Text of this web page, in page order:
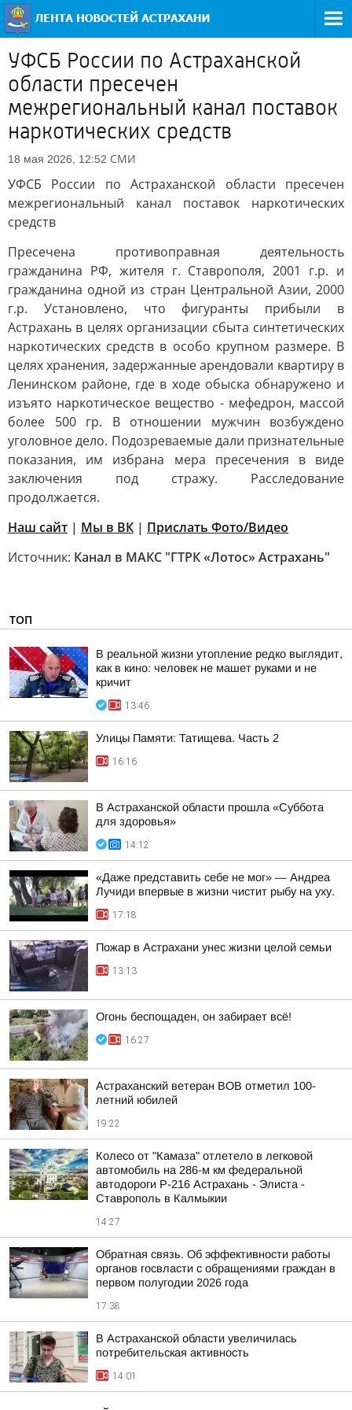
УФСБ России по Астраханской
области пресечен
межрегиональный канал поставок
наркотических средств
18 мая 2026, 12:52 СМИ
УФСБ России по Астраханской области пресечен
межрегиональный канал поставок наркотических
средств
Пресечена противоправная деятельность
гражданина РФ, жителя г. Ставрополя, 2001 г.р. и
гражданина одной из стран Центральной Азии, 2000
г.р. Установлено, что фигуранты прибыли в
Астрахань в целях организации сбыта синтетических
наркотических средств в особо крупном размере. В
целях хранения, задержанные арендовали квартиру в
Ленинском районе, где в ходе обыска обнаружено и
изъято наркотическое вещество - мефедрон, массой
более 500 гр. В отношении мужчин возбуждено
уголовное дело. Подозреваемые дали признательные
показания, им избрана мера пресечения в виде
заключения под стражу. Расследование
продолжается.
Наш сайт | Мы в ВК | Прислать Фото/Видео
Источник: Канал в МАКС "ГТРК «Лотос» Астрахань"
ТОП
В реальной жизни утопление редко выглядит,
как в кино: человек не машет руками и не
кричит
13:46
Улицы Памяти: Татищева. Часть 2
16:16
В Астраханской области прошла «Суббота
для здоровья»
14:12
«Даже представить себе не мог» — Андреа
Лучиди впервые в жизни чистит рыбу на уху.
17:18
Пожар в Астрахани унес жизни целой семьи
13:13
Огонь беспощаден, он забирает всё!
16:27
Астраханский ветеран ВОВ отметил 100-
летний юбилей
19:22
Колесо от "Камаза" отлетело в легковой
автомобиль на 286-м км федеральной
автодороги Р-216 Астрахань - Элиста -
Ставрополь в Калмыкии
14:27
Обратная связь. Об эффективности работы
органов госвласти с обращениями граждан в
первом полугодии 2026 года
17:38
В Астраханской области увеличилась
потребительская активность
14:01